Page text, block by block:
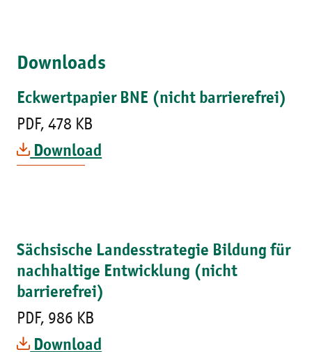
Downloads
Eckwertpapier BNE (nicht barrierefrei)
PDF, 478 KB
Download
Sächsische Landesstrategie Bildung für
nachhaltige Entwicklung (nicht
barrierefrei)
PDF, 986 KB
Download